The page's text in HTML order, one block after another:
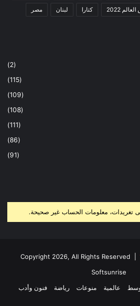
2022 كتارا لبنان مصر
(2)
(115)
(109)
(108)
(111)
(86)
(91)
تغريدات، معلومات الحساب غير صحيحة.
Softsunrise
عالمية منوعات رياضة فنون وأدب